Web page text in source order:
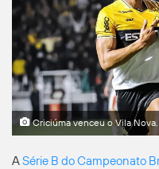
Criciúma venceu o Vila
ASérie B do Campeonato